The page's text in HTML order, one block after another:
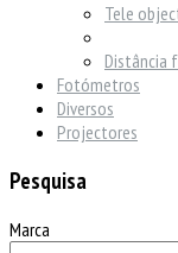
Tele
Distância
Fotómetros
Diversos
Projectores
Pesquisa
Marca